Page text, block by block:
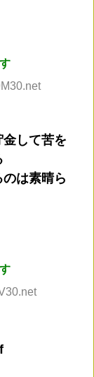
して苦を
は素晴ら